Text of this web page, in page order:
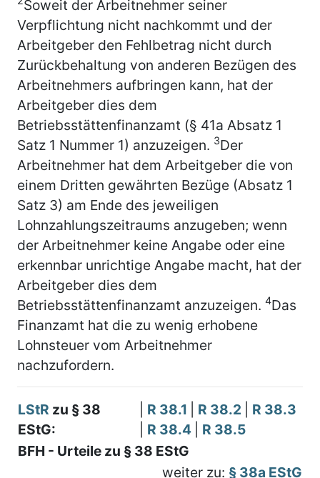
Soweit der Arbeitnehmer seiner
Verpflichtung nicht nachkommt und der
Arbeitgeber den Fehlbetrag nicht durch
Zurückbehaltung von anderen Bezügen des
Arbeitnehmers aufbringen kann, hat der
Arbeitgeber dies dem
Betriebsstättenfinanzamt (§ 41a Absatz 1
Satz 1 Nummer 1) anzuzeigen. 3Der
Arbeitnehmer hat dem Arbeitgeber die von
einem Dritten gewährten Bezüge (Absatz 1
Satz 3) am Ende des jeweiligen
Lohnzahlungszeitraums anzugeben; wenn
der Arbeitnehmer keine Angabe oder eine
erkennbar unrichtige Angabe macht, hat der
Arbeitgeber dies dem
Betriebsstättenfinanzamt anzuzeigen. 4Das
Finanzamt hat die zu wenig erhobene
Lohnsteuer vom Arbeitnehmer
nachzufordern.
LStR zu § 38
EStG:
R 38.1 R 38.2
R 38.3
R 38.4
R 38.5
BFH - Urteile zu § 38 EStG
weiter zu: § 38a EStG